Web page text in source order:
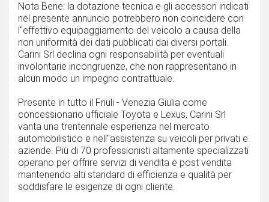
Nota Bene: la dotazione tecnica e gli accessori indicati
nel presente annuncio potrebbero non coincidere con
l''effettivo equipaggiamento del veicolo a causa della
non uniformità dei dati pubblicati dai diversi portali.
Carini Srl declina ogni responsabilità per eventuali
involontarie incongruenze, che non rappresentano in
alcun modo un impegno contrattuale.
Presente in tutto il Friuli - Venezia Giulia come
concessionario ufficiale Toyota e Lexus, Carini Srl
vanta una trentennale esperienza nel mercato
automobilistico e nell''assistenza su veicoli per privati e
aziende. Più di 70 professionisti altamente specializzati
operano per offrire servizi di vendita e post vendita
mantenendo alti standard di efficienza e qualità per
soddisfare le esigenze di ogni cliente.